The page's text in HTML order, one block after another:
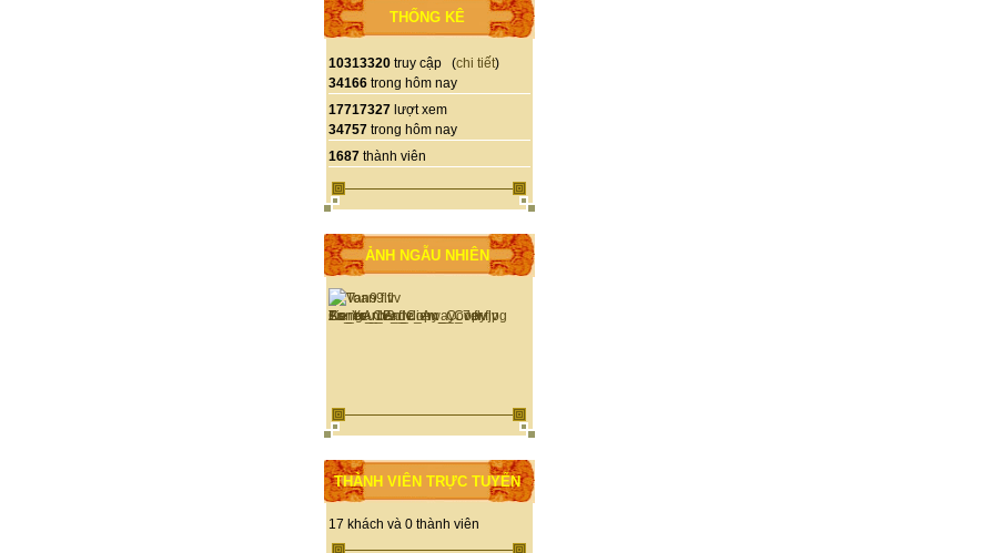
THỐNG KÊ
10313320 truy cập (chi tiết)
34166 trong hôm nay
17717327 lượt xem
34757 trong hôm nay
1687 thành viên
ẢNH NGẪU NHIÊN
THÀNH VIÊN TRỰC TUYẾN
17 khách và 0 thành viên